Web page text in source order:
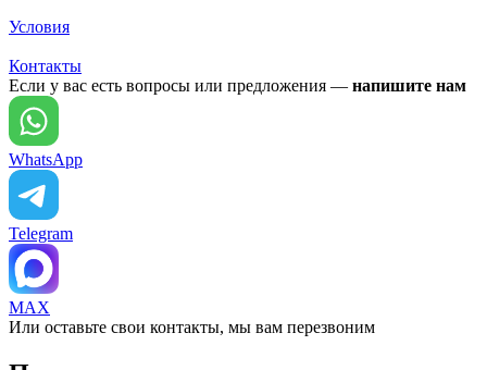
Условия
Контакты
Если у вас есть вопросы или предложения — напишите нам
WhatsApp
Telegram
MAX
Или оставьте свои контакты, мы вам перезвоним